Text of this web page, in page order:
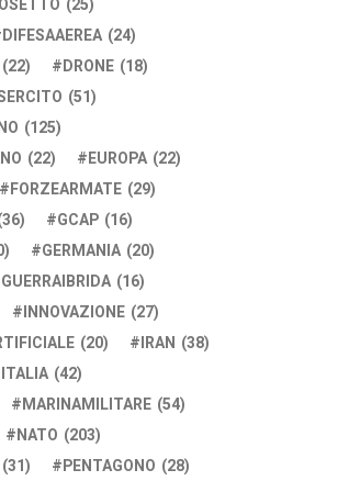
(25)
DIFESAAEREA (24)
(22) DRONE (18)
(51)
(125)
(22) EUROPA (22)
FORZEARMATE (29)
GCAP (16)
GERMANIA (20)
GUERRAIBRIDA (16)
INNOVAZIONE (27)
(20) IRAN (38)
ITALIA (42)
MARINAMILITARE (54)
NATO (203)
(31) PENTAGONO (28)